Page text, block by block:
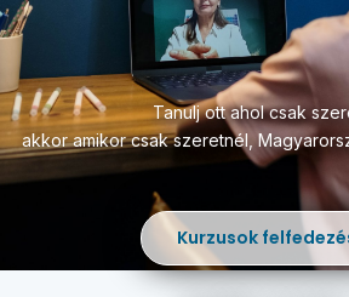
Tanulj ott ahol csak
akkor amikor csak szeretnél,
Kurzusok